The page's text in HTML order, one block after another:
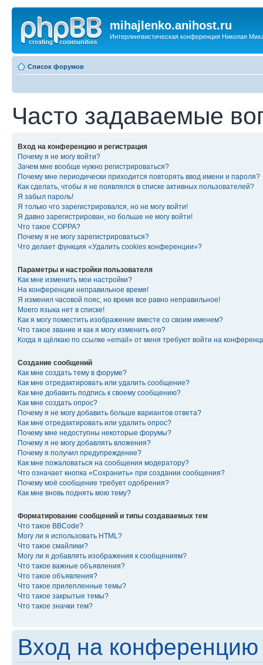
mihajlenko.anihost.ru
Интерлингвистическая конференция Николая
Список форумов
Часто задаваемые
Вход на конференцию и регистрация
Почему я не могу войти?
Зачем мне вообще нужно регистрироваться?
Почему мне периодически приходится повторять ввод имени и пароля?
Как сделать, чтобы я не появлялся в списке активных пользователей?
Я забыл пароль!
Я только что зарегистрировался, но не могу войти!
Я давно зарегистрирован, но больше не могу войти!
Что такое COPPA?
Почему я не могу зарегистрироваться?
Что делает функция «Удалить cookies конференции»?
Параметры и настройки пользователя
Как мне изменить мои настройки?
На конференции неправильное время!
Я изменил часовой пояс, но время все равно неправильное!
Моего языка нет в списке!
Как я могу поместить изображение вместе со своим именем?
Что такое звание и как я могу изменить его?
Когда я щёлкаю по ссылке «email» от меня требуют войти на
Создание сообщений
Как мне создать тему в форуме?
Как мне отредактировать или удалить сообщение?
Как мне добавить подпись к своему сообщению?
Как мне создать опрос?
Почему я не могу добавить больше вариантов ответа?
Как мне отредактировать или удалить опрос?
Почему мне недоступны некоторые форумы?
Почему я не могу добавлять вложения?
Почему я получил предупреждение?
Как мне пожаловаться на сообщения модератору?
Что означает кнопка «Сохранить» при создании сообщения?
Почему моё сообщение требует одобрения?
Как мне вновь поднять мою тему?
Форматирование сообщений и типы создаваемых тем
Что такое BBCode?
Могу ли я использовать HTML?
Что такое смайлики?
Могу ли я добавлять изображения к сообщениям?
Что такое важные объявления?
Что такое объявления?
Что такое прилепленные темы?
Что такое закрытые темы?
Что такое значки тем?
Вход на конференцию